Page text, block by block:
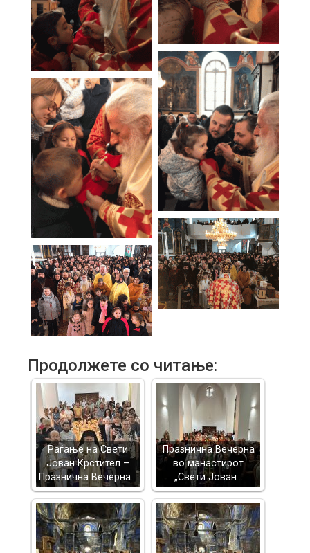
Продолжете со читање:
Раѓање на Свети
Јован Крстител –
Празнична Вечерна…
Празнична Вечерна
во манастирот
„Свети Јован…